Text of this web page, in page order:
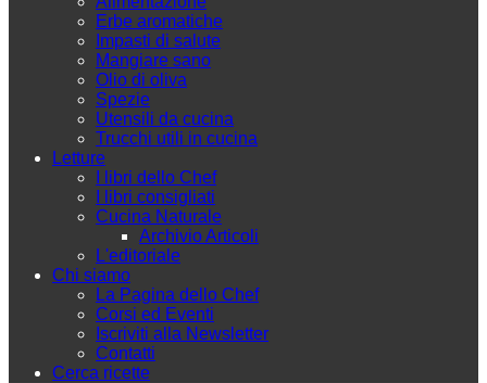
Erbe aromatiche
Impasti di salute
Mangiare sano
Olio di oliva
Spezie
Utensili da cucina
Trucchi utili in cucina
Letture
I libri dello Chef
I libri consigliati
Cucina Naturale
Archivio Articoli
L'editoriale
Chi siamo
La Pagina dello Chef
Corsi ed Eventi
Iscriviti alla Newsletter
Contatti
Cerca ricette